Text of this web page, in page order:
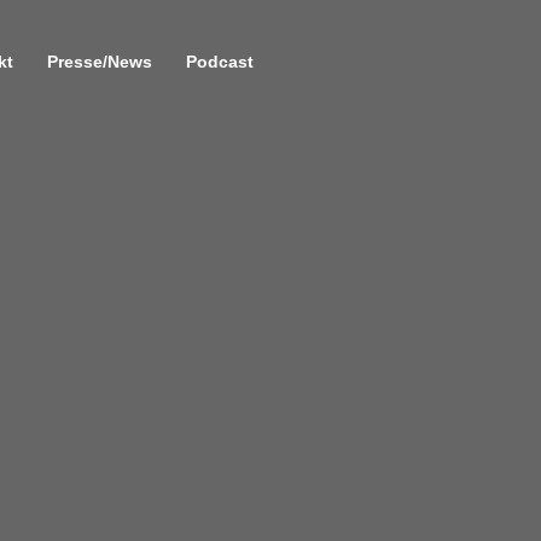
Presse/News Podcast